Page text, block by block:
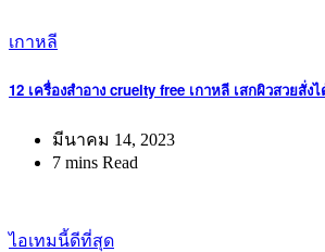
เกาหลี
12 เครื่องสำอาง cruelty free เกาหลี เสกผิวสวยสั่ง
มีนาคม 14, 2023
7 mins Read
ไอเทมนี้ดีที่สุด